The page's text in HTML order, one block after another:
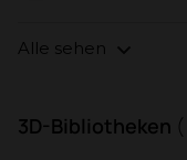
Alle sehen
3D-Bibliotheken